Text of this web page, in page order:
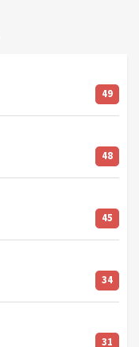
49
48
45
34
31